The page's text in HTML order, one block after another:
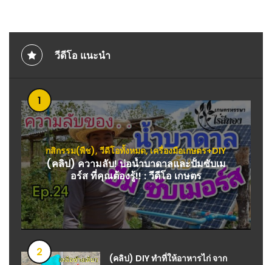
วีดีโอ แนะนำ
1
กสิกรรม(พืช),วีดีโอทั้งหมด,เครื่องมือเกษตร+DIY
(คลิป) ความลับ! บ่อน้ำบาดาลและปั้มซับเม
อร์ส ที่คุณต้องรู้!! : วีดีโอ เกษตร
2
(คลิป) DIY ทำที่ให้อาหารไก่ จาก